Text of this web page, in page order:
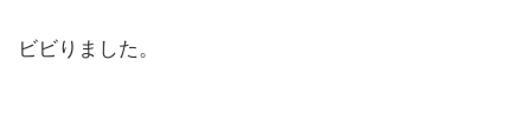
ビビりました。